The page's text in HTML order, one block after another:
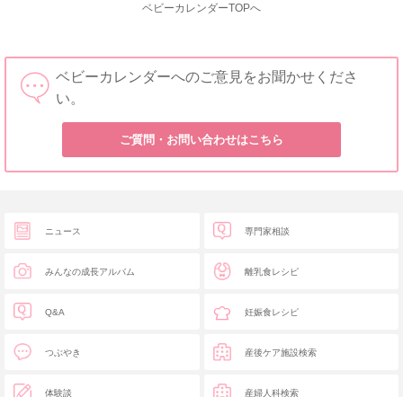
ベビーカレンダーTOPへ
ベビーカレンダーへのご意見をお聞かせくださ
い。
ご質問・お問い合わせはこちら
ニュース
みんなの成長アルバム
Q&A
つぶやき
体験談
専門家相談
離乳食レシピ
妊娠食レシピ
産後ケア施設検索
産婦人科検索